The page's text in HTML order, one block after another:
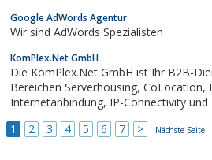
Webseite mit dem modernen
(CMS) Typo3 oder einen Onlineshop
Google AdWords Agentur
Wir sind AdWords Spezialisten
KomPlex.Net GmbH
Die KomPlex.Net GmbH ist Ihr B2B-
Bereichen Serverhousing, CoLocation, Breitband-
Internetanbindung, IP-
1
2 3 4 5 6 7 > Nächste Seite